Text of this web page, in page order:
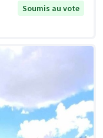
Soumis au vote